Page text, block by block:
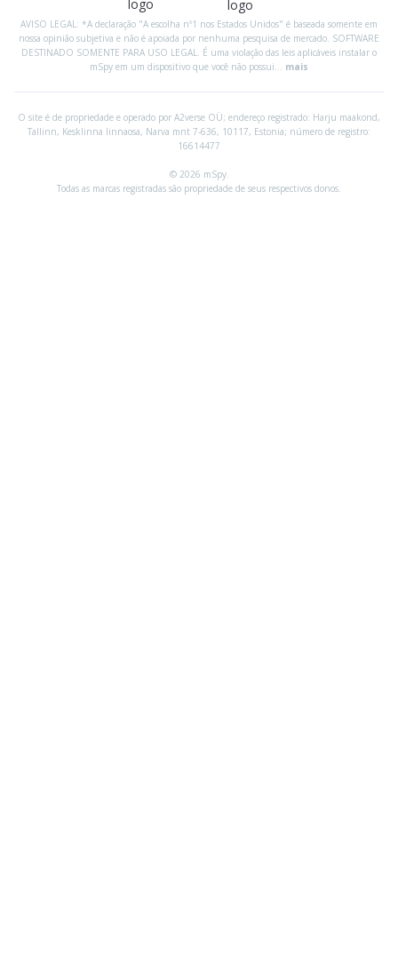
AVISO LEGAL: *A declaração "A escolha nº1 nos Estados Unidos" é baseada somente em
nossa opinião subjetiva e não é apoiada por nenhuma pesquisa de mercado. SOFTWARE
DESTINADO SOMENTE PARA USO LEGAL. É uma violação das leis aplicáveis instalar o
mSpy em um dispositivo que você não possui... mais
O site é de propriedade e operado por A2verse OÜ; endereço registrado: Harju maakond,
Tallinn, Kesklinna linnaosa, Narva mnt 7-636, 10117, Estonia; número de registro:
16614477
© 2026 mSpy.
Todas as marcas registradas são propriedade de seus respectivos donos.